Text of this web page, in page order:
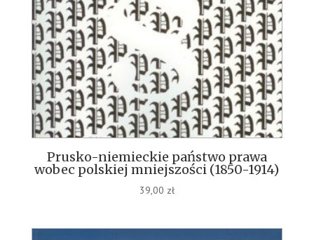
Prusko-niemieckie państwo prawa
wobec polskiej mniejszości (1850-1914)
39,00 zł